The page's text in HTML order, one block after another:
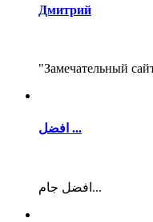
Дмитрий
"Замечательный
افضل ...
افضل جام...